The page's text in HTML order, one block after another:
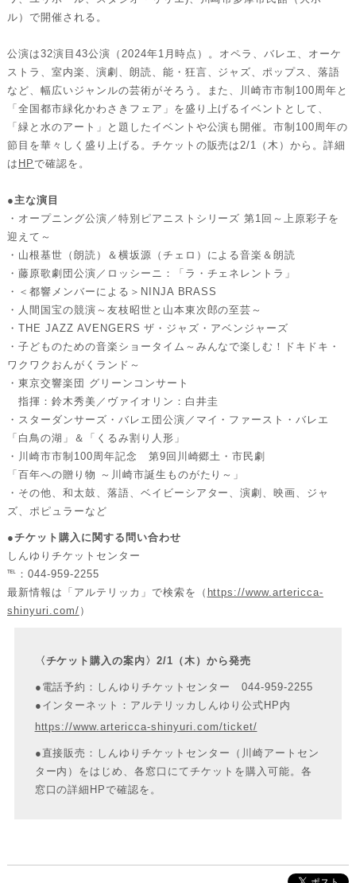
ル）で開催される。
公演は32演目43公演（2024年1月時点）。オペラ、バレエ、オーケ
ストラ、室内楽、演劇、朗読、能・狂言、ジャズ、ポップス、落語
など、幅広いジャンルの芸術がそろう。また、川崎市市制100周年と
「全国都市緑化かわさきフェア」を盛り上げるイベントとして、
「緑と水のアート」と題したイベントや公演も開催。市制100周年の
節目を華々しく盛り上げる。チケットの販売は2/1（木）から。詳細
は HPで確認を。
●主な演目
・オープニング公演／特別ピアニストシリーズ 第1回～上原彩子を
迎えて～
・山根基世（朗読）＆横坂源（チェロ）による音楽＆朗読
・藤原歌劇団公演／ロッシーニ：「ラ・チェネレントラ」
・＜都響メンバーによる＞NINJA BRASS
・人間国宝の競演～友枝昭世と山本東次郎の至芸～
・THE JAZZ AVENGERS ザ・ジャズ・アベンジャーズ
・子どものための音楽ショータイム～みんなで楽しむ！ドキドキ・
ワクワクおんがくランド～
・東京交響楽団 グリーンコンサート
指揮：鈴木秀美／ヴァイオリン：白井圭
・スターダンサーズ・バレエ団公演／マイ・ファースト・バレエ
「白鳥の湖」＆「くるみ割り人形」
・川崎市市制100周年記念 第9回川崎郷土・市民劇
「百年への贈り物 ～川崎市誕生ものがたり～」
・その他、和太鼓、落語、ベイビーシアター、演劇、映画、ジャ
ズ、ポピュラーなど
●チケット購入に関する問い合わせ
しんゆりチケットセンター
℡：044-959-2255
最新情報は「アルテリッカ」で検索を（ https://www.artericca-
shinyuri.com/ ）
〈チケット購入の案内〉2/1（木）から発売
●電話予約：しんゆりチケットセンター 044-959-2255
●インターネット：アルテリッカしんゆり公式HP内
https://www.artericca-shinyuri.com/ticket/
●直接販売：しんゆりチケットセンター（川崎アートセン
ター内）をはじめ、各窓口にてチケットを購入可能。各
窓口の詳細 HP で確認を。